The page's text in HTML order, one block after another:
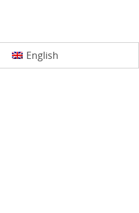
English